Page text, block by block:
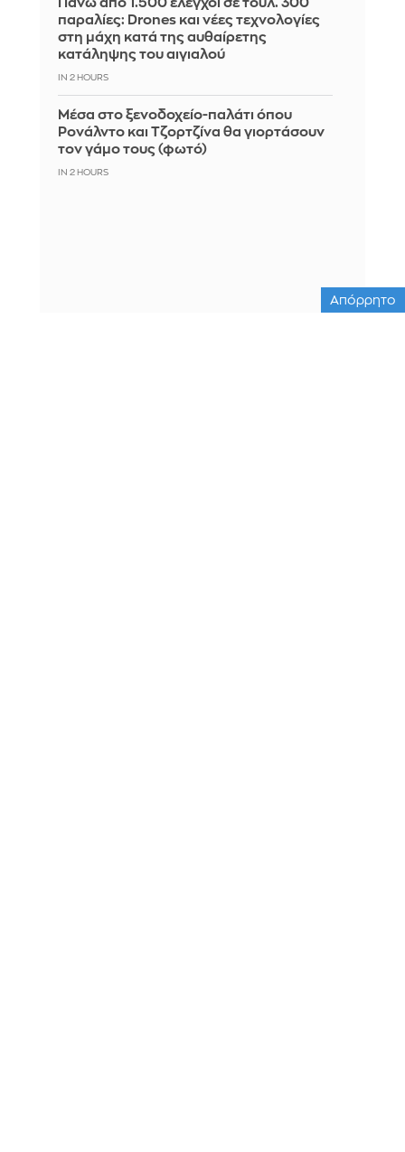
Πάνω από 1.500 έλεγχοι σε τουλ. 300
παραλίες: Drones και νέες τεχνολογίες
στη μάχη κατά της αυθαίρετης
κατάληψης του αιγιαλού
IN 2 HOURS
Μέσα στο ξενοδοχείο-παλάτι όπου
Ρονάλντο και Τζορτζίνα θα γιορτάσουν
τον γάμο τους (φωτό)
IN 2 HOURS
Απόρρητο